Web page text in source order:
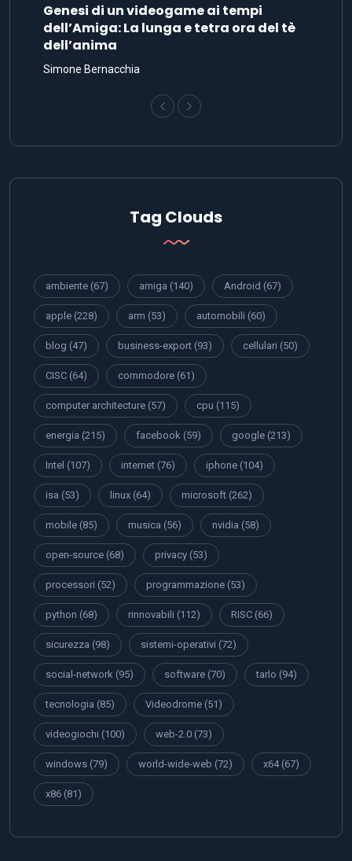
Genesi di un videogame ai tempi
dell’Amiga: La lunga e tetra ora del tè
dell’anima
Simone Bernacchia
Tag Clouds
ambiente (67) amiga (140) Android (67)
apple (228) arm (53) automobili (60)
blog (47) business-export (93) cellulari (50)
CISC (64) commodore (61)
computer architecture (57) cpu (115)
energia (215) facebook (59) google (213)
Intel (107) internet (76) iphone (104)
isa (53) linux (64) microsoft (262)
mobile (85) musica (56) nvidia (58)
open-source (68) privacy (53)
processori (52) programmazione (53)
python (68) rinnovabili (112) RISC (66)
sicurezza (98) sistemi-operativi (72)
social-network (95) software (70) tarlo (94)
tecnologia (85) Videodrome (51)
videogiochi (100) web-2.0 (73)
windows (79) world-wide-web (72) x64(67)
x86 (81)